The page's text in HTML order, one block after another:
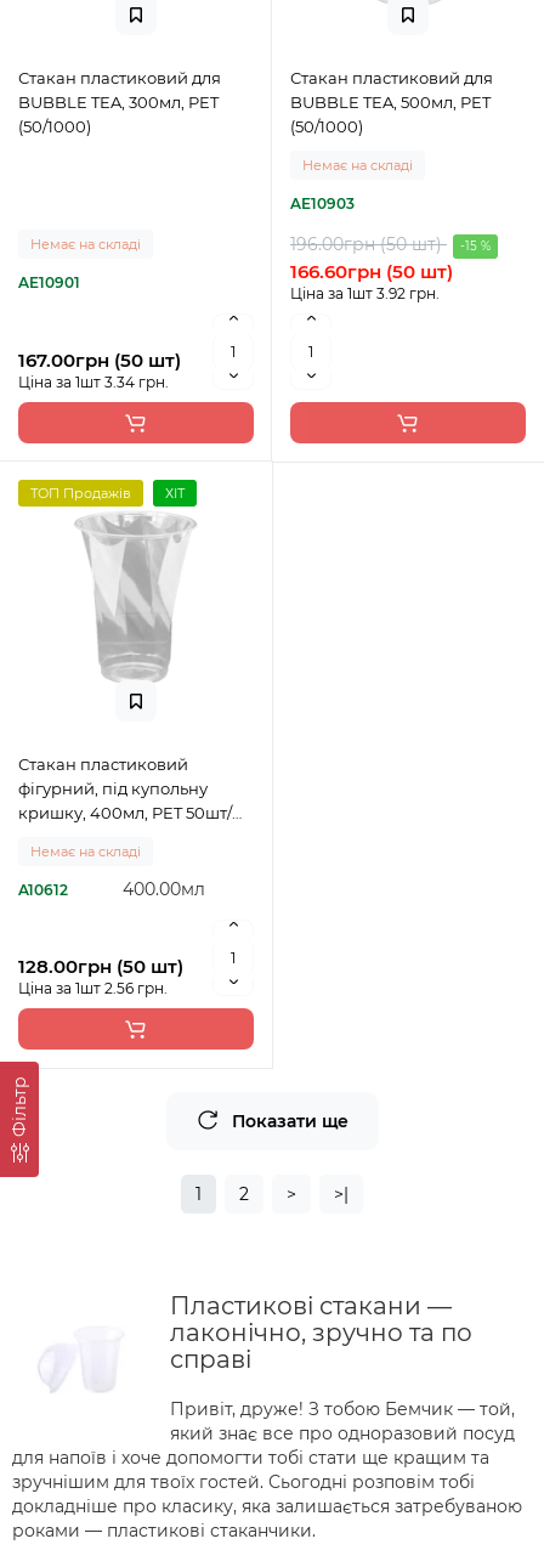
Фільтр
Стакан пластиковий для
BUBBLE TEA, 300мл, PET
(50/1000)
Немає на складі
AE10901
167.00грн (50 шт)
Ціна за 1шт 3.34 грн.
Стакан пластиковий для
BUBBLE TEA, 500мл, PET
(50/1000)
Немає на складі
AE10903
196.00грн (50 шт) -15 %
166.60грн (50 шт)
Ціна за 1шт 3.92 грн.
ТОП Продажів ХІТ
Стакан пластиковий
фігурний, під купольну
кришку, 400мл, PET 50шт/
Немає на складі
A10612 400.00мл
128.00грн (50 шт)
Ціна за 1шт 2.56 грн.
Показати ще
1 2 > >|
Пластикові стакани —
лаконічно, зручно та по
справі
Привіт, друже! З тобою Бемчик — той,
який знає все про одноразовий посуд
для напоїв і хоче допомогти тобі стати ще кращим та
зручнішим для твоїх гостей. Сьогодні розповім тобі
докладніше про класику, яка залишається затребуваною
роками — пластикові стаканчики.